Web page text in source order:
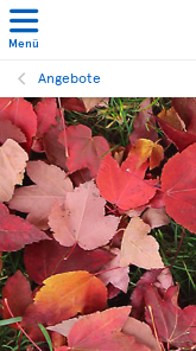
Menü
Angebote